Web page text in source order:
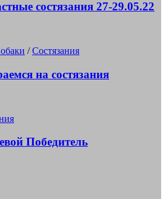
состязания 27-29.05.22
/Состязания
на состязания
Победитель